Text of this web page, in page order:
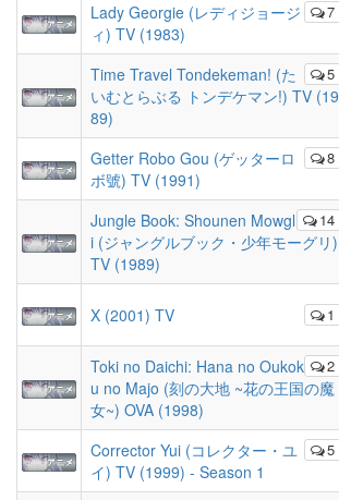
7
Lady Georgie (レディジョージ
ィ) TV (1983)
5
Time Travel Tondekeman! (た
いむとらぶる トンデケマン!) TV (19
89)
8
Getter Robo Gou (ゲッターロ
ボ號) TV (1991)
14
Jungle Book: Shounen Mowgl
i (ジャングルブック・少年モーグリ)
TV (1989)
1
X (2001) TV
2
Toki no Daichi: Hana no Oukok
u no Majo (刻の大地 ~花の王国の魔
女~) OVA (1998)
5
Corrector Yui (コレクター・ユ
イ) TV (1999) - Season 1